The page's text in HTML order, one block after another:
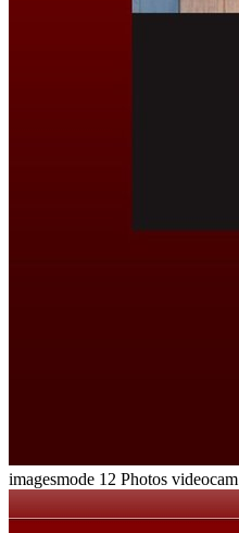
imagesmode 12 Photos videocam